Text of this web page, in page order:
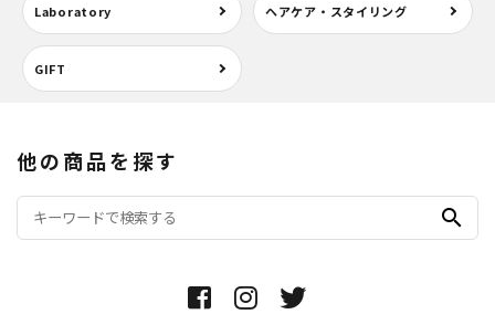
Laboratory ヘアケア・スタイリング
GIFT
他の商品を探す
search